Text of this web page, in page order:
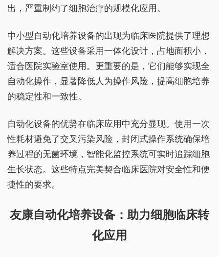
出，严重制约了细胞治疗的规模化应用。
中小型自动化培养设备的出现为临床医院提供了理想
解决方案。这些设备采用一体化设计，占地面积小，
适合医院实验室使用。更重要的是，它们能够实现全
自动化操作，显著降低人为操作风险，提高细胞培养
的稳定性和一致性。
自动化设备的优势在临床应用中充分显现。使用一次
性耗材避免了交叉污染风险，封闭式操作系统确保培
养过程的无菌环境，智能化监控系统可实时追踪细胞
生长状态。这些特点完美契合临床医院对安全性和便
捷性的要求。
友康自动化培养设备：助力细胞临床转
化应用